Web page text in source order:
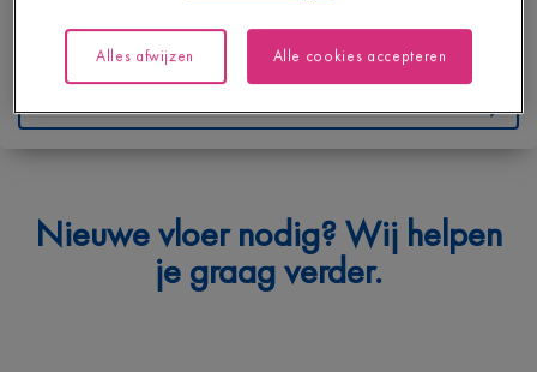
T +32 93555649
https://vanpeteghemhout.be/
Contacteer ons
Geef hieronder je vraag in en we bezorgen je spoedig een
Nieuwe vloer nodig? Wij helpen
je graag verder.
Alles afwijzen Alle cookies accepteren